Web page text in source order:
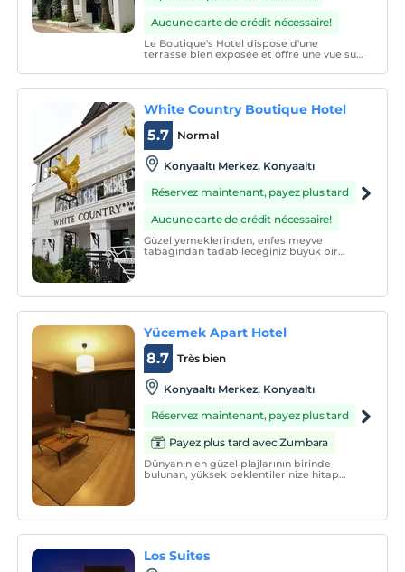
Aucune carte de crédit nécessaire!
Le Boutique's Hotel dispose d'une
terrasse bien exposée et offre une vue sur
au bar sur place.
White Country Boutique Hotel
Normal
5.7
Konyaaltı Merkez, Konyaaltı
Réservez maintenant, payez plus tard
Aucune carte de crédit nécessaire!
Güzel yemeklerinden, enfes meyve
tabağından tadabileceğiniz büyük bir
hizmet vermektedir.
Yücemek Apart Hotel
Très bien
8.7
Konyaaltı Merkez, Konyaaltı
Réservez maintenant, payez plus tard
Payez plus tard avec Zumbara
Dünyanın en güzel plajlarının birinde
bulunan, yüksek beklentilerinize hitap
dairelerinde şık ve konforlu konaklama
Los Suites